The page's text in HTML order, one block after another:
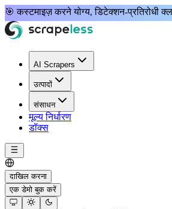
🎯कस्टमाइज़ करने योग्य, डिटेक्शन-प्रतिरोधी
AI Scrapers
उत्पादों
संसाधन
मूल्य निर्धारण
डॉक्स
दाखिल करना
एक डेमो बुक करें